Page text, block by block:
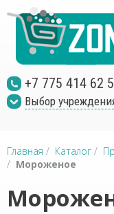
+7 775 414 62
Выбор
Главная / Каталог /
/ Мороженое